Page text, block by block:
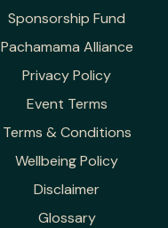
Sponsorship Fund
Pachamama Alliance
Privacy Policy
Event Terms
Terms & Conditions
Wellbeing Policy
Disclaimer
Glossary